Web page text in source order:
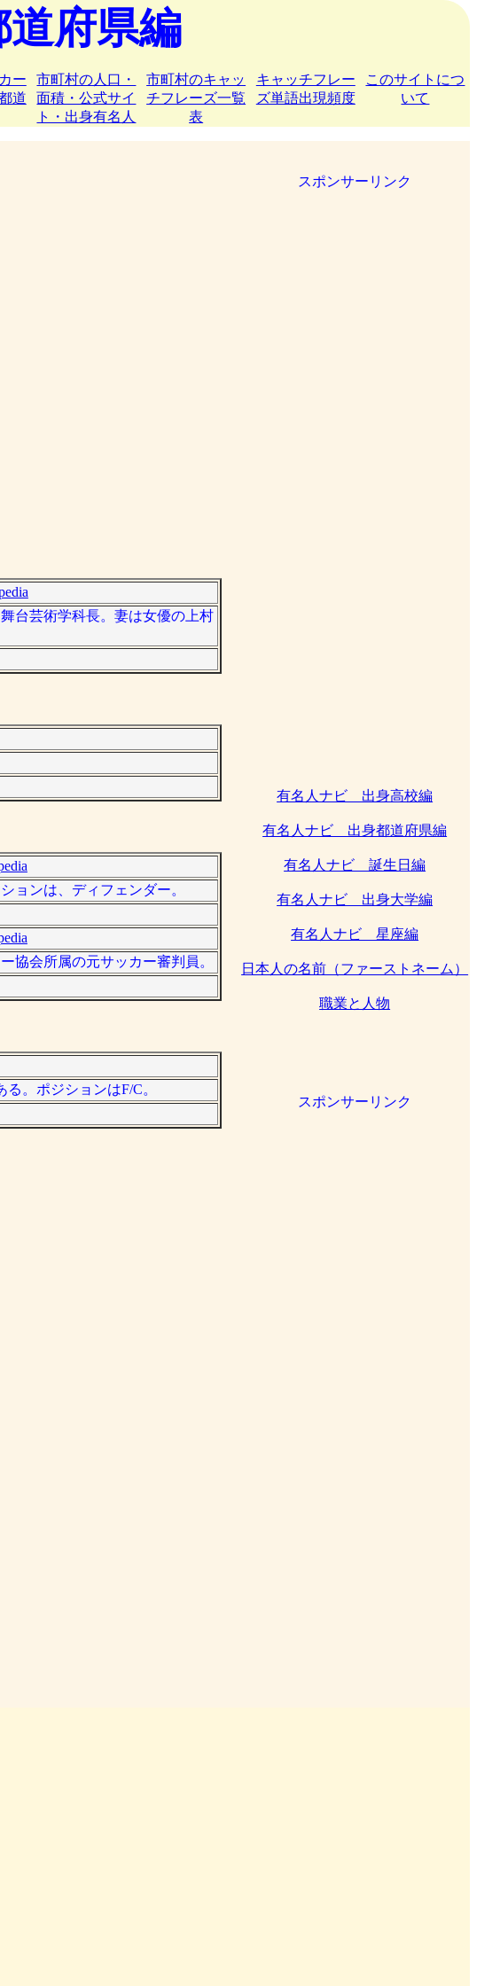
府県編
ー
道
市町村の人口・
面積・公式サイ
ト・出身有名人
市町村のキャッ
チフレーズ一覧
表
キャッチフレー
ズ単語出現頻度
このサイトにつ
いて
台芸術学科長。妻は女優の上村
ョンは、ディフェンダー。
協会所属の元サッカー審判員。
。ポジションはF/C。
スポンサーリンク
有名人ナビ 出身高校編
有名人ナビ 出身都道府県編
有名人ナビ 誕生日編
有名人ナビ 出身大学編
有名人ナビ 星座編
日本人の名前（ファーストネーム）
職業と人物
スポンサーリンク